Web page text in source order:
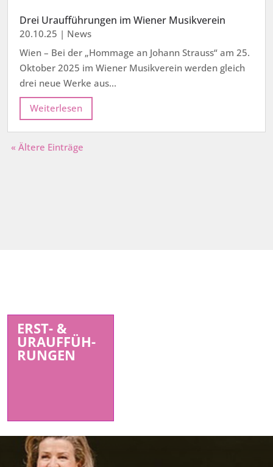
Drei Uraufführungen im Wiener Musikverein
20.10.25 | News
Wien – Bei der „Hommage an Johann Strauss“ am 25.
Oktober 2025 im Wiener Musikverein werden gleich
drei neue Werke aus...
Weiterlesen
« Ältere Einträge
ERST- &
URAUFFÜH-
RUNGEN